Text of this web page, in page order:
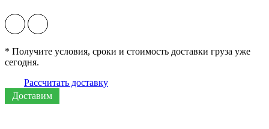
* Получите условия, сроки и стоимость доставки груза уже
сегодня.
Рассчитать доставку
Доставим